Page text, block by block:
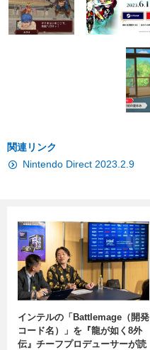
関連リンク
Nintendo Direct 2023.2.9
インテルの「Battlemage（開発
コード名）」を『龍が如く8外
伝』チーフプロデューサーが読